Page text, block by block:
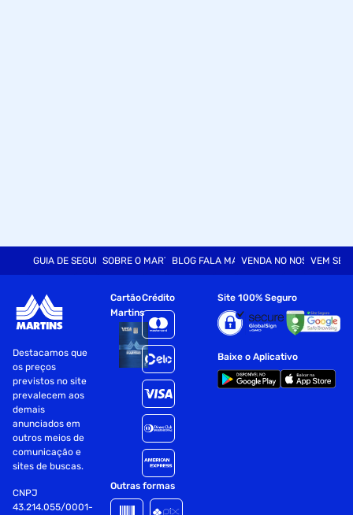
GUIA DE SEGURANÇASOBRE O MARTINSBLOG FALA MARTVENDA NO NOSSO SITE
VEM SER
Destacamos que
os preços
previstos no site
prevalecem aos
demais
anunciados em
outros meios de
comunicação e
sites de buscas.
CNPJ
43.214.055/0001-
Cartão
Martins
Crédito
Outras formas
Site 100% Seguro
Baixe o Aplicativo